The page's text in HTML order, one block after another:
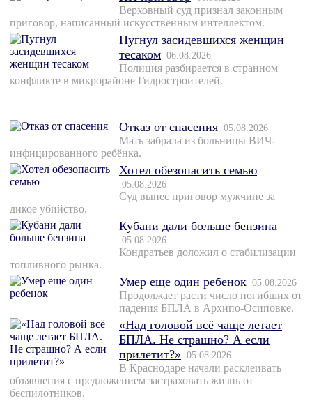
Верховный суд признал законным
приговор, написанный искусственным интеллектом.
Пугнул засидевшихся женщин
тесаком 06.08.2026
Полиция разбирается в странном
конфликте в микрорайоне Гидростроителей.
Отказ от спасения 05.08.2026
Мать забрала из больницы ВИЧ-
инфицированного ребёнка.
Хотел обезопасить семью
05.08.2026
Суд вынес приговор мужчине за
дикое убийство.
Кубани дали больше бензина
05.08.2026
Кондратьев доложил о стабилизации
топливного рынка.
Умер еще один ребенок 05.08.2026
Продолжает расти число погибших от
падения БПЛА в Архипо-Осиповке.
«Над головой всё чаще летает
БПЛА. Не страшно? А если
прилетит?» 05.08.2026
В Краснодаре начали расклеивать
объявления с предложением застраховать жизнь от
беспилотников.